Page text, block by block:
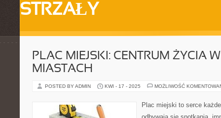
STRZAŁY
PLAC MIEJSKI: CENTRUM ŻYCIA
MIASTACH
POSTED BY ADMIN KWI - 17 - 2025 MOŻLIWOŚĆ
Plac miejski to serce